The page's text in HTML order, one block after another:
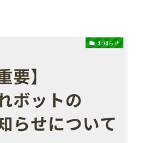
お知らせ